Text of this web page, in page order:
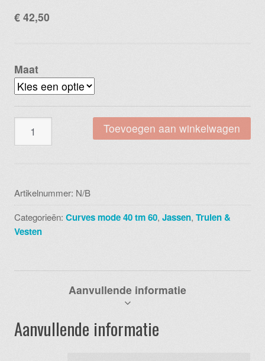
€ 42,50
Maat
lang
leather
look
black
Toevoegen aan winkelwagen
Artikelnummer: N/B
Categorieën:Curves mode 40 tm 60,Jassen,Truien &
Vesten
Aanvullende informatie
Aanvullende informatie